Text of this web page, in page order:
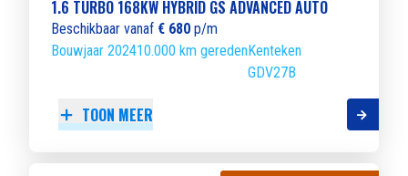
1.6 TURBO 168KW HYBRID GS ADVANCED AUTO
Beschikbaar vanaf € 680 p/m
Bouwjaar 202410.000 km geredenKenteken
GDV27B
TOON MEER